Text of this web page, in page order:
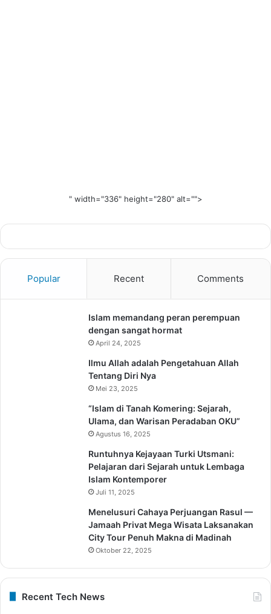
" width="336" height="280" alt="">
Popular Recent Comments
Islam memandang peran perempuan
dengan sangat hormat
April 24, 2025
Ilmu Allah adalah Pengetahuan Allah
Tentang Diri Nya
Mei 23, 2025
“Islam di Tanah Komering: Sejarah,
Ulama, dan Warisan Peradaban OKU”
Agustus 16, 2025
Runtuhnya Kejayaan Turki Utsmani:
Pelajaran dari Sejarah untuk Lembaga
Islam Kontemporer
Juli 11, 2025
Menelusuri Cahaya Perjuangan Rasul —
Jamaah Privat Mega Wisata Laksanakan
City Tour Penuh Makna di Madinah
Oktober 22, 2025
Recent Tech News